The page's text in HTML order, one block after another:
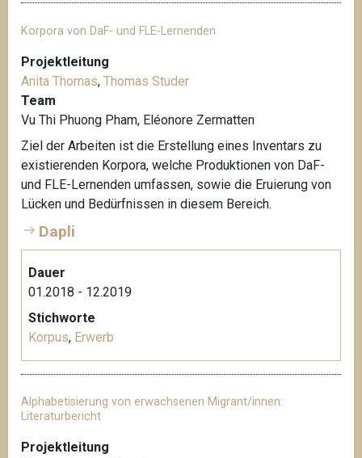
Korpora von DaF- und FLE-Lernenden
Projektleitung
Anita Thomas, Thomas Studer
Team
Vu Thi Phuong Pham, Eléonore Zermatten
Ziel der Arbeiten ist die Erstellung eines Inventars zu
existierenden Korpora, welche Produktionen von DaF-
und FLE-Lernenden umfassen, sowie die Eruierung von
Lücken und Bedürfnissen in diesem Bereich.
Dapli
Dauer
01.2018 - 12.2019
Stichworte
Korpus, Erwerb
Alphabetisierung von erwachsenen Migrant/innen:
Literaturbericht
Projektleitung